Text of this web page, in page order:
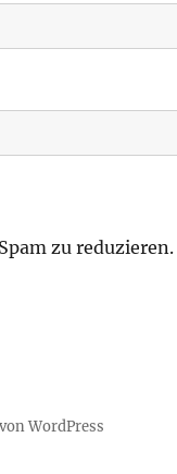
zu reduzieren.
WordPress